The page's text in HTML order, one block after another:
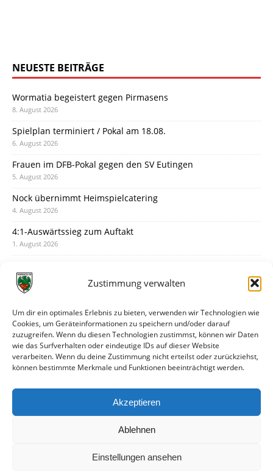
Zustimmung verwalten
Um dir ein optimales Erlebnis zu bieten, verwenden wir Technologien wie
Cookies, um Geräteinformationen zu speichern und/oder darauf
zuzugreifen. Wenn du diesen Technologien zustimmst, können wir Daten
wie das Surfverhalten oder eindeutige IDs auf dieser Website
verarbeiten. Wenn du deine Zustimmung nicht erteilst oder zurückziehst,
können bestimmte Merkmale und Funktionen beeinträchtigt werden.
Akzeptieren
Ablehnen
Einstellungen ansehen
NEUESTE BEITRÄGE
Wormatia begeistert gegen Pirmasens
8. August 2026
Spielplan terminiert / Pokal am 18.08.
6. August 2026
Frauen im DFB-Pokal gegen den SV Eutingen
5. August 2026
Nock übernimmt Heimspielcatering
4. August 2026
4:1-Auswärtssieg zum Auftakt
1. August 2026
31. Juli 2026
30. Juli 2026
Deine Spielminute: 89+1
28. Juli 2026
Neuer Rückensponsor
Neue Podcast-Folge: So tickt Björn!
27. Juli 2026